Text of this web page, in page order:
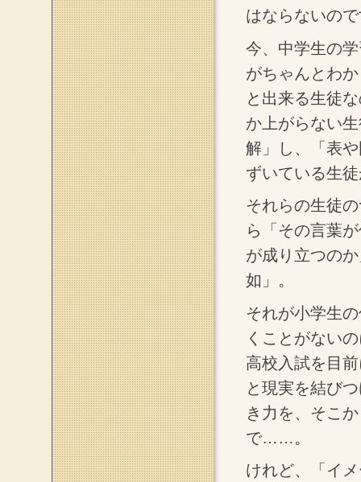
はならないの
今、中学生の
がちゃんとわ
と出来る生徒
か上がらない
解」し、「表
ずいている生
それらの生徒
ら「その言葉
が成り立つの
如」。
それが小学生
くことがない
高校入試を目
と現実を結び
き力を、そこ
で……。
けれど、「イ